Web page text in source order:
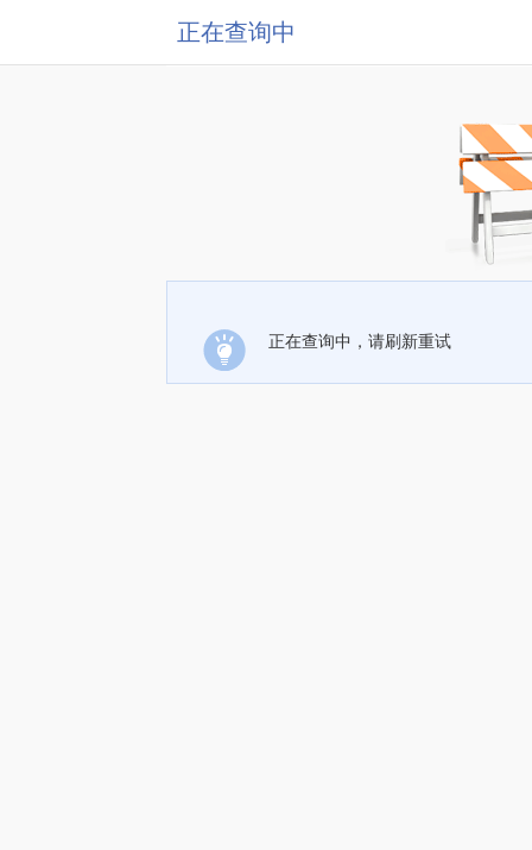
正在查询中
正在查询中，请刷新重试